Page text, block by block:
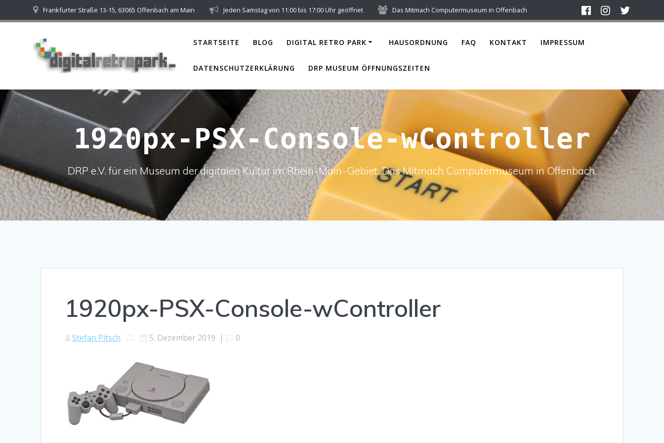
to
Frankfurter Straße 13-15, 63065 Offenbach am Main Jeden Samstag von 11:00 bis 17:00 Uhr geöffnet Das Mitmach Computermuseum in Offenbach
STARTSEITE BLOG DIGITAL RETRO PARK HAUSORDNUNG FAQ KONTAKT IMPRESSUM
DATENSCHUTZERKLÄRUNG DRP MUSEUM ÖFFNUNGSZEITEN
1920px-PSX-Console-wController
DRP e.V. für ein Museum der digitalen Kultur im Rhein-Main-Gebiet. Das Mitmach Computermuseum in Offenbach.
1920px-PSX-Console-wController
Stefan Pitsch 5. Dezember 2019 | 0